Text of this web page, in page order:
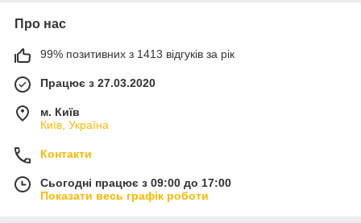
Про нас
99% позитивних з 1413 відгуків за рік
Працює з 27.03.2020
м. Київ
Київ, Україна
Контакти
Сьогодні працює з 09:00 до 17:00
Показати весь графік роботи